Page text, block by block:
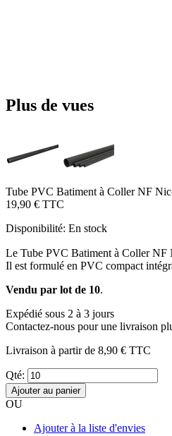
Plus de vues
Tube PVC Batiment à Coller NF
19,90 € TTC
Disponibilité: En stock
Le Tube PVC Batiment à Coller
Il est formulé en PVC compact
Vendu par lot de 10.
Expédié sous 2 à 3 jours
Contactez-nous pour une livraison
Livraison à partir de 8,90 € TTC
Qté:
Ajouter au panier
OU
Ajouter à la liste d'envies